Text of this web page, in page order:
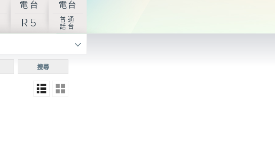
電台
R5
電台
普通
話台
搜尋